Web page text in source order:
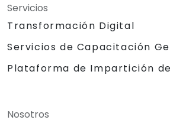
Servicios
Transformación Digital
Servicios de Capacitación
Plataforma de Impartición
Nosotros